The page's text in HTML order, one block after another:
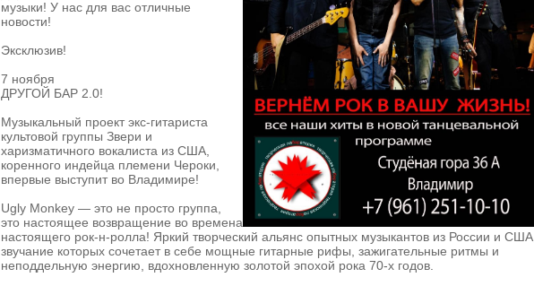
музыки! У нас для вас отличные
новости!
Эксклюзив!
7 ноября
ДРУГОЙ БАР 2.0!
Музыкальный проект экс-гитариста
культовой группы Звери и
харизматичного вокалиста из США,
коренного индейца племени Чероки,
впервые выступит во Владимире!
Ugly Monkey — это не просто группа,
это настоящее возвращение во времена
настоящего рок-н-ролла! Яркий творческий альянс опытных музыкантов из России и США,
звучание которых сочетает в себе мощные гитарные рифы, зажигательные ритмы и
неподдельную энергию, вдохновленную золотой эпохой рока 70-х годов.